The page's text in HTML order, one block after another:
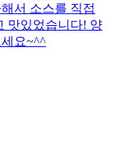
서 소스를 직접
맛있었습니다! 양
요~^^